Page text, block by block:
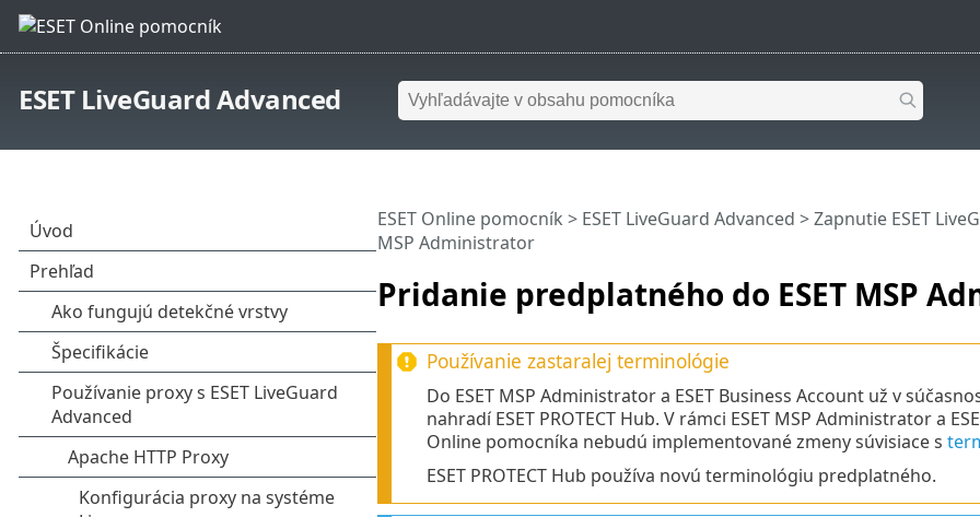
ESET LiveGuard Advanced
Pridanie predplatného do ESET MSP
ESET Online pomocník > ESET LiveGuard Advanced >Zapnutie ESET
MSP Administrator
Používanie zastaralej terminológie
Do ESET MSP Administrator a ESET Business Account už v
nahradí ESET PROTECT Hub. V rámci ESET MSP Administrator a
Online pomocníka nebudú implementované zmeny súvisiace s
ESET PROTECT Hub používa novú terminológiu predplatného.